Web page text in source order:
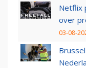
Netflix
over
03-08-